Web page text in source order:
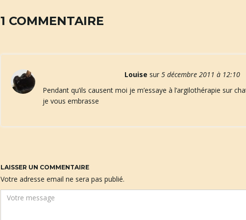
1 COMMENTAIRE
Louise sur5 décembre 2011 à 12:10
Pendant qu’ils causent moi je m’essaye à l’argilothérapie sur
je vous embrasse
LAISSER UN COMMENTAIRE
Votre adresse email ne sera pas publié.